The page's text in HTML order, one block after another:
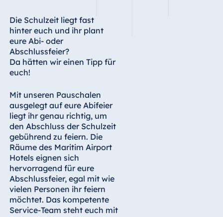
Die Schulzeit liegt fast
hinter euch und ihr plant
eure Abi- oder
Abschlussfeier?
Da hätten wir einen Tipp für
euch!
Mit unseren Pauschalen
ausgelegt auf eure Abifeier
liegt ihr genau richtig, um
den Abschluss der Schulzeit
gebührend zu feiern. Die
Räume des Maritim Airport
Hotels eignen sich
hervorragend für eure
Abschlussfeier, egal mit wie
vielen Personen ihr feiern
möchtet. Das kompetente
Service-Team steht euch mit